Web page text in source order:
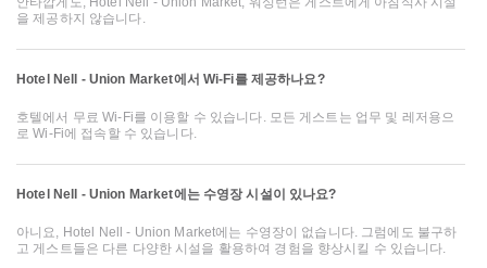
을 제공하지 않습니다.
Hotel Nell - Union Market에서 Wi-Fi를 제공하나요?
호텔에서 무료 Wi-Fi를 이용할 수 있습니다. 모든 게스트는 업무 및 레저용으
로 Wi-Fi에 접속할 수 있습니다.
Hotel Nell - Union Market에는 수영장 시설이 있나요?
아니요, Hotel Nell - Union Market에는 수영장이 없습니다. 그럼에도 불구하
고 게스트들은 다른 다양한 시설을 활용하여 경험을 향상시킬 수 있습니다.